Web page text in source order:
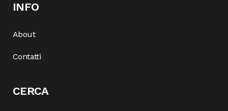
INFO
About
Contatti
CERCA